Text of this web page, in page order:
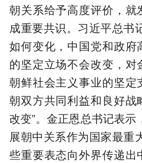
朝关系给予高度评价，就
成重要共识。习近平总书
如何变化，中国党和政
的坚定立场不会改变，
朝鲜社会主义事业的坚定
朝双方共同利益和良好战
改变”。金正恩总书记表示
展朝中关系作为国家最重
些重要表态向外界传递出